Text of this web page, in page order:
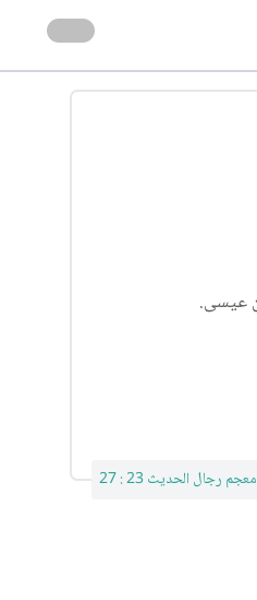
معجم رجال الحديث 23 : 27